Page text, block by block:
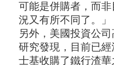
可能是併購者，而
況又有所不同了。」
另外，美國投資公
研究發現，目前已
士基收購了鐵行渣